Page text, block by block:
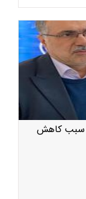
سبب کاهش